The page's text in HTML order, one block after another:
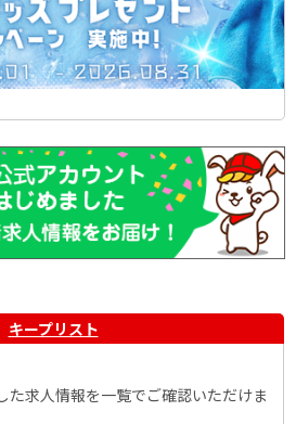
キープリスト
た求人情報を一覧でご確認いただけま